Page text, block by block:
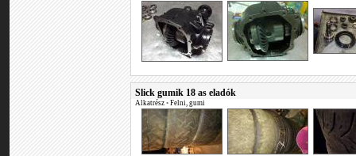
Slick gumik 18 as eladók
Alkatrész • Felni, gumi